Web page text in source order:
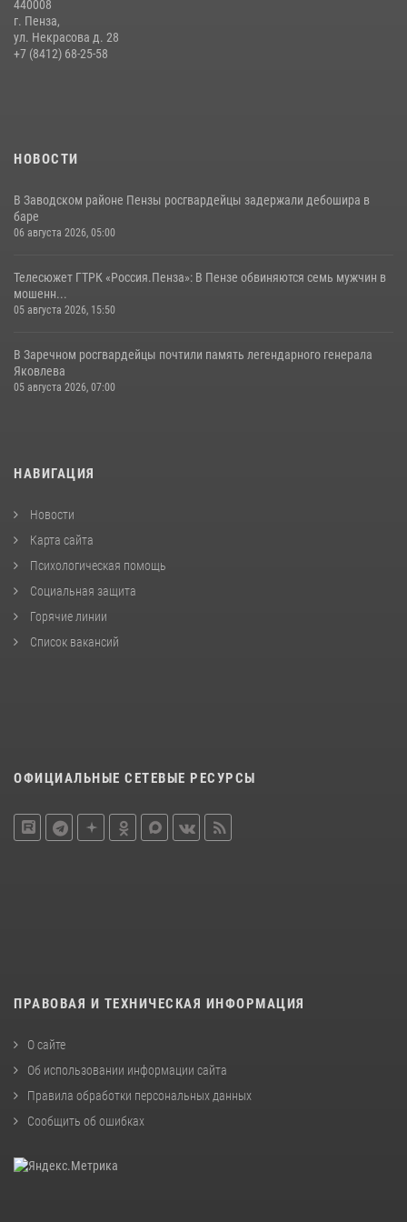
11 июля 2026, 10:00
В Пензе сотрудники Росгвардии обезвредили артиллерийский
440008
г. Пенза,
ул. Некрасова д. 28
+7 (8412) 68-25-58
НОВОСТИ
В Заводском районе Пензы росгвардейцы задержали дебошира в
баре
06 августа 2026, 05:00
Телесюжет ГТРК «Россия.Пенза»: В Пензе обвиняются семь мужчин в
мошенн...
05 августа 2026, 15:50
В Заречном росгвардейцы почтили память легендарного генерала
Яковлева
05 августа 2026, 07:00
НАВИГАЦИЯ
Новости
Карта сайта
Психологическая помощь
Социальная защита
Горячие линии
Список вакансий
ОФИЦИАЛЬНЫЕ СЕТЕВЫЕ РЕСУРСЫ
ПРАВОВАЯ И ТЕХНИЧЕСКАЯ ИНФОРМАЦИЯ
О сайте
Об использовании информации сайта
Правила обработки персональных данных
Сообщить об ошибках